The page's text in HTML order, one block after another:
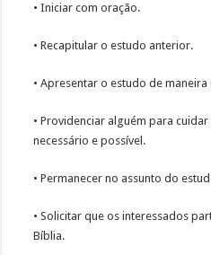
• Iniciar com oração.
• Recapitular o estudo anterior.
• Apresentar o estudo de
• Providenciar alguém para
necessário e possível.
• Permanecer no assunto do
• Solicitar que os interessados
Bíblia.